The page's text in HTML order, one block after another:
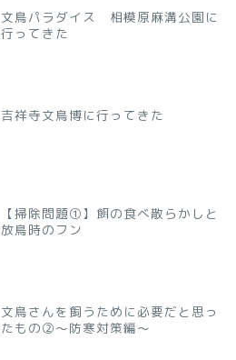
文鳥パラダイス 相模原麻溝公園に
行ってきた
吉祥寺文鳥博に行ってきた
【掃除問題①】餌の食べ散らかしと
放鳥時のフン
文鳥さんを飼うために必要だと思っ
たもの②～防寒対策編～